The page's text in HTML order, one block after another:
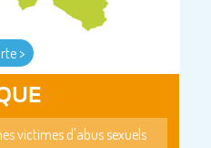
>
victimes d'abus sexuels